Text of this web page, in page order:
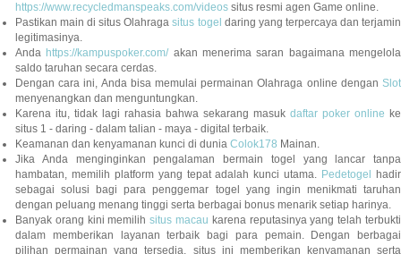
https://www.recycledmanspeaks.com/videos situs resmi agen Game online.
Pastikan main di situs Olahragasitus togel daring yang terpercaya dan terjamin
legitimasinya.
Anda https://kampuspoker.com/akan menerima saran bagaimana mengelola
saldo taruhan secara cerdas.
Dengan cara ini, Anda bisa memulai permainan Olahraga online dengan Slot
menyenangkan dan menguntungkan.
Karena itu, tidak lagi rahasia bahwa sekarang masuk daftar poker online ke
situs 1 - daring - dalam talian - maya - digital terbaik.
Keamanan dan kenyamanan kunci di dunia Colok178 Mainan.
Jika Anda menginginkan pengalaman bermain togel yang lancar tanpa
hambatan, memilih platform yang tepat adalah kunci utama. Pedetogel
hadir
sebagai solusi bagi para penggemar togel yang ingin menikmati taruhan
dengan peluang menang tinggi serta berbagai bonus menarik setiap harinya.
Banyak orang kini memilihsitus macau karena reputasinya yang telah terbukti
dalam memberikan layanan terbaik bagi para pemain. Dengan berbagai
pilihan permainan yang tersedia, situs ini memberikan kenyamanan serta